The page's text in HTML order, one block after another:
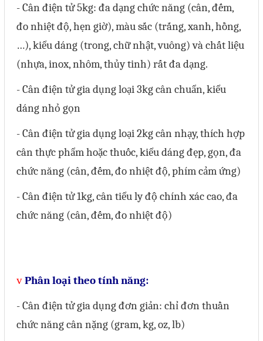
- Cân điện tử 5kg: đa dạng chức năng (cân, đếm,
đo nhiệt độ, hẹn giờ), màu sắc (trắng, xanh, hồng,
…), kiểu dáng (trong, chữ nhật, vuông) và chất liệu
(nhựa, inox, nhôm, thủy tinh) rất đa dạng.
- Cân điện tử gia dụng loại 3kg cân chuẩn, kiểu
dáng nhỏ gọn
- Cân điện tử gia dụng loại 2kg cân nhạy, thích hợp
cân thực phẩm hoặc thuốc, kiểu dáng đẹp, gọn, đa
chức năng (cân, đếm, đo nhiệt độ, phím cảm ứng)
- Cân điện tử 1kg, cân tiểu ly độ chính xác cao, đa
chức năng (cân, đếm, đo nhiệt độ)
vPhân loại theo tính năng:
- Cân điện tử gia dụng đơn giản: chỉ đơn thuần
chức năng cân nặng (gram, kg, oz, lb)
Lập trình màn hình HMI
Lập trình hệ thống Scada
Lấy Chương Trình HMI
Thông tin hữu ích
Hình ảnh sửa chữa
TRÊN MẠNG XÃ HỘI